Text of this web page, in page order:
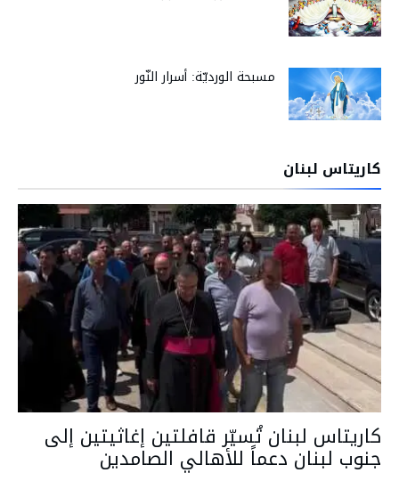
مسبحة الورديّة: أسرار النّور
كاريتاس لبنان
كاريتاس لبنان تُسيّر قافلتين إغاثيتين إلى
جنوب لبنان دعماً للأهالي الصامدين